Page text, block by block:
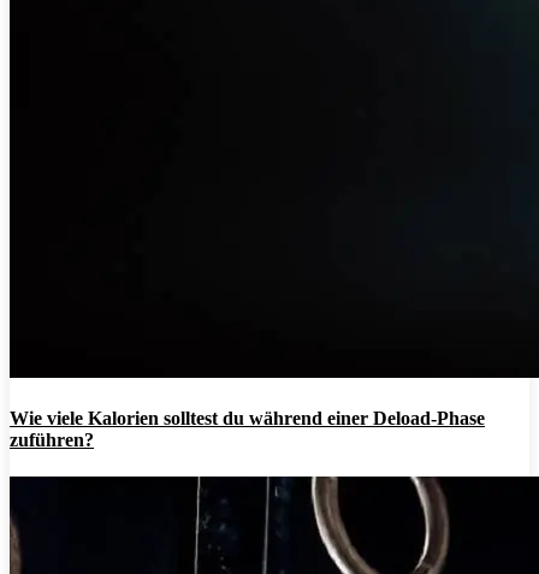
Wie viele Kalorien solltest du während einer Deload-Phase
zuführen?